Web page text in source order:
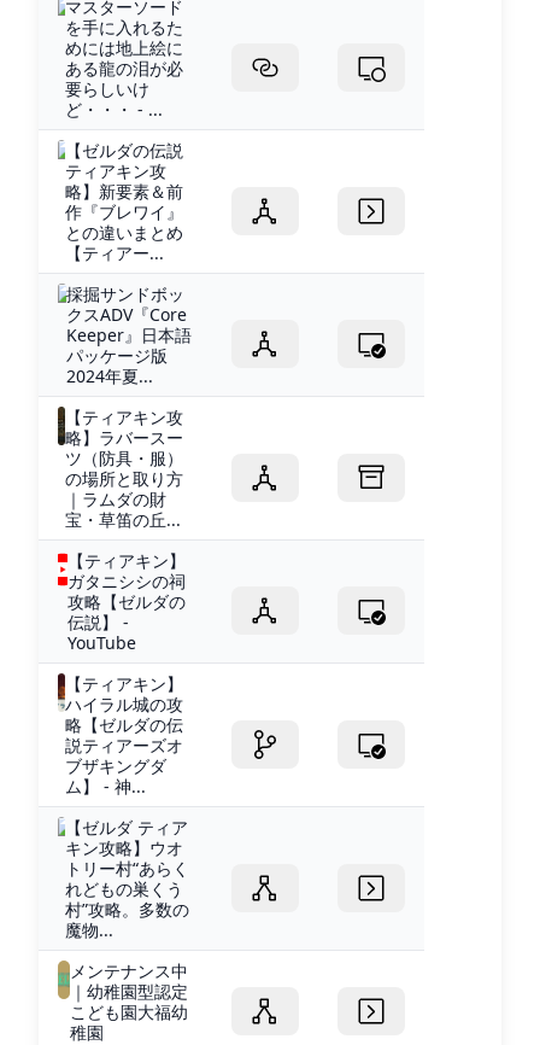
マスターソード
を手に入れるた
めには地上絵に
ある龍の泪が必
要らしいけ
ど・・・ - ...
【ゼルダの伝説
ティアキン攻
略】新要素＆前
作『ブレワイ』
との違いまとめ
【ティアー...
採掘サンドボッ
クスADV『Core
Keeper』日本語
パッケージ版
2024年夏...
【ティアキン攻
略】ラバースー
ツ（防具・服）
の場所と取り方
｜ラムダの財
宝・草笛の丘...
【ティアキン】
ガタニシシの祠
攻略【ゼルダの
伝説】 -
YouTube
【ティアキン】
ハイラル城の攻
略【ゼルダの伝
説ティアーズオ
ブザキングダ
ム】 - 神...
【ゼルダ ティア
キン攻略】ウオ
トリー村“あらく
れどもの巣くう
村”攻略。多数の
魔物...
メンテナンス中
｜幼稚園型認定
こども園大福幼
稚園